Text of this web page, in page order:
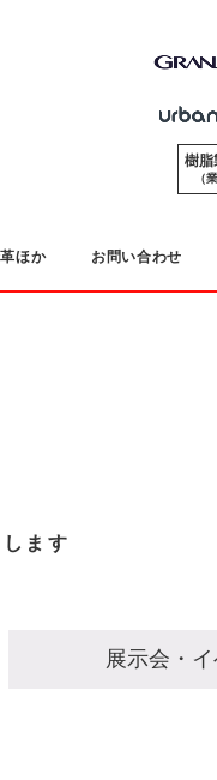
樹脂
（
ほか お問い合わせ
ます
展示会・イ